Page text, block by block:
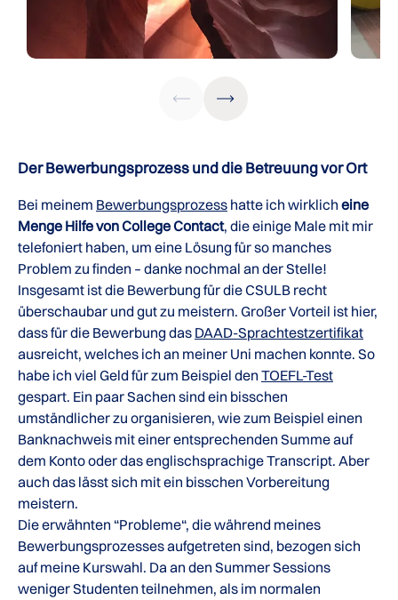
Der Bewerbungsprozess und die Betreuung vor Ort
Bei meinem Bewerbungsprozess hatte ich wirklich eine
Menge Hilfe von College Contact, die einige Male mit mir
telefoniert haben, um eine Lösung für so manches
Problem zu finden – danke nochmal an der Stelle!
Insgesamt ist die Bewerbung für die CSULB recht
überschaubar und gut zu meistern. Großer Vorteil ist hier,
dass für die Bewerbung das DAAD-Sprachtestzertifikat
ausreicht, welches ich an meiner Uni machen konnte. So
habe ich viel Geld für zum Beispiel den TOEFL-Test
gespart. Ein paar Sachen sind ein bisschen
umständlicher zu organisieren, wie zum Beispiel einen
Banknachweis mit einer entsprechenden Summe auf
dem Konto oder das englischsprachige Transcript. Aber
auch das lässt sich mit ein bisschen Vorbereitung
meistern.
Die erwähnten “Probleme“, die während meines
Bewerbungsprozesses aufgetreten sind, bezogen sich
auf meine Kurswahl. Da an den Summer Sessions
weniger Studenten teilnehmen, als im normalen